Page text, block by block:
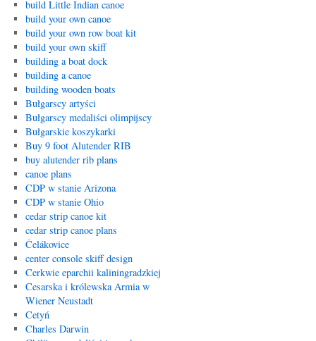
build Little Indian canoe
build your own canoe
build your own row boat kit
build your own skiff
building a boat dock
building a canoe
building wooden boats
Bułgarscy artyści
Bułgarscy medaliści olimpijscy
Bułgarskie koszykarki
Buy 9 foot Alutender RIB
buy alutender rib plans
canoe plans
CDP w stanie Arizona
CDP w stanie Ohio
cedar strip canoe kit
cedar strip canoe plans
Čelákovice
center console skiff design
Cerkwie eparchii kaliningradzkiej
Cesarska i królewska Armia w
Wiener Neustadt
Cetyń
Charles Darwin